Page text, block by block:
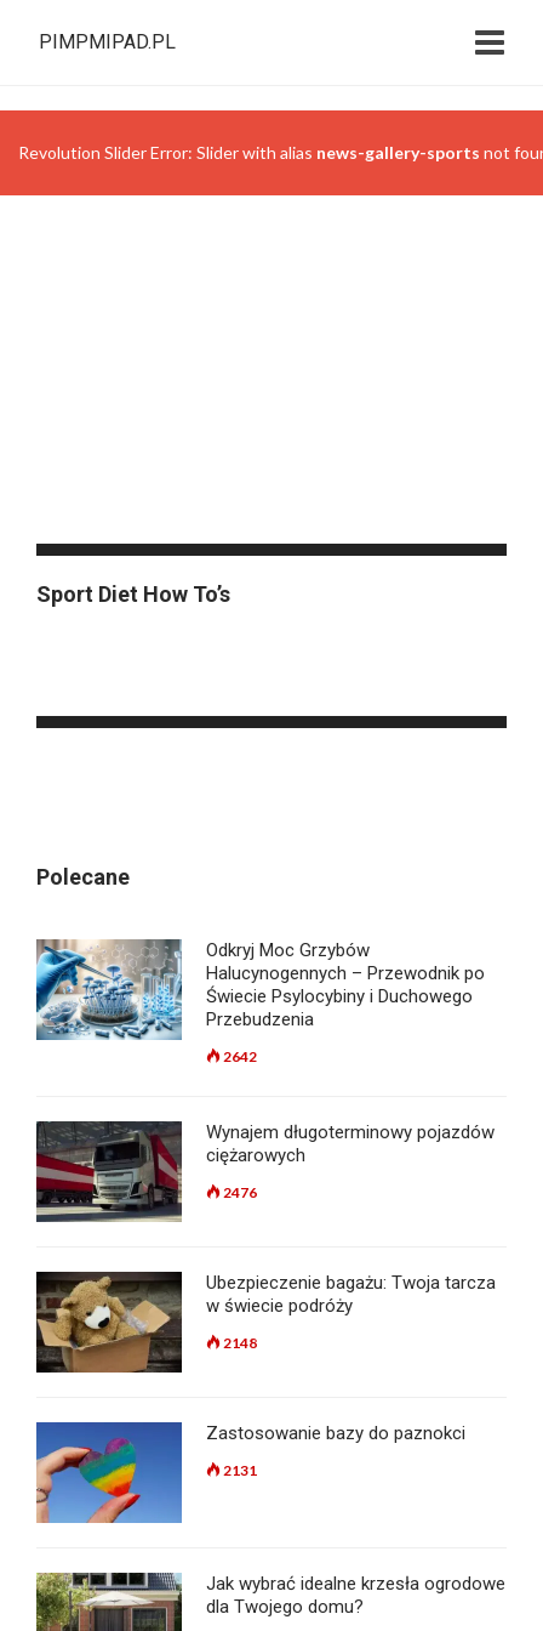
PIMPMIPAD.PL
Revolution Slider Error: Slider with alias news-gallery-sports not
Sport Diet How To’s
Polecane
Odkryj Moc Grzybów
Halucynogennych – Przewodnik po
Świecie Psylocybiny i Duchowego
Przebudzenia
2642
Wynajem długoterminowy pojazdów
ciężarowych
2476
Ubezpieczenie bagażu: Twoja tarcza
w świecie podróży
2148
Zastosowanie bazy do paznokci
2131
Jak wybrać idealne krzesła ogrodowe
dla Twojego domu?